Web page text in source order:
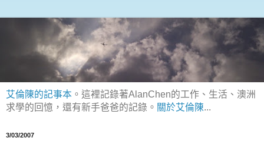
艾倫陳的記事本 。這裡記錄著AlanChen的工作、生活、澳洲
求學的回憶，還有新手爸爸的記錄。 關於艾倫陳...
3/03/2007